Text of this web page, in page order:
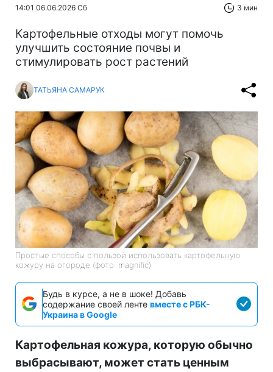
14:01 06.06.2026 Сб 3 мин
Картофельные отходы могут помочь
улучшить состояние почвы и
стимулировать рост растений
ТАТЬЯНА САМАРУК
Простые способы с пользой использовать картофельную
кожуру на огороде (фото: magnific)
Будь в курсе, а не в шоке! Добавь
содержание своей ленте вместе с РБК-
Украина в Google
Картофельная кожура, которую обычно
выбрасывают, может стать ценным